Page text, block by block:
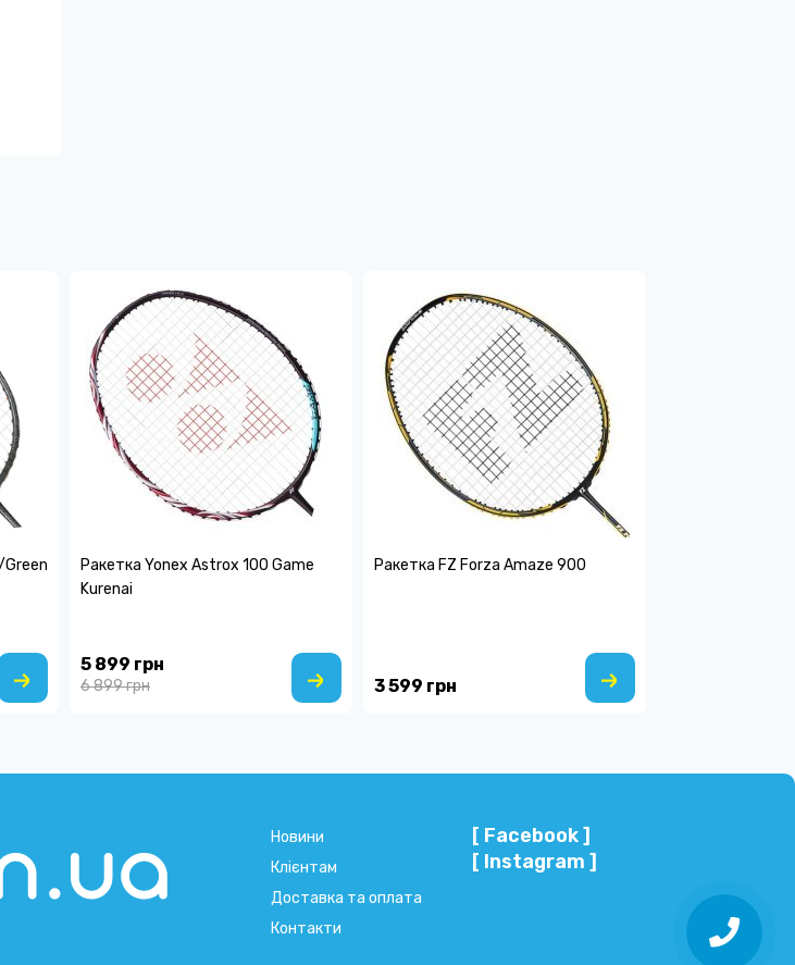
Ракетка Yonex Astrox 100 Game
Kurenai
5 899 грн
6 899 грн
Ракетка FZ Forza Amaze 900
3 599 грн
Новини
Клієнтам
Доставка та оплата
Контакти
[ Facebook ]
[ Instagram ]